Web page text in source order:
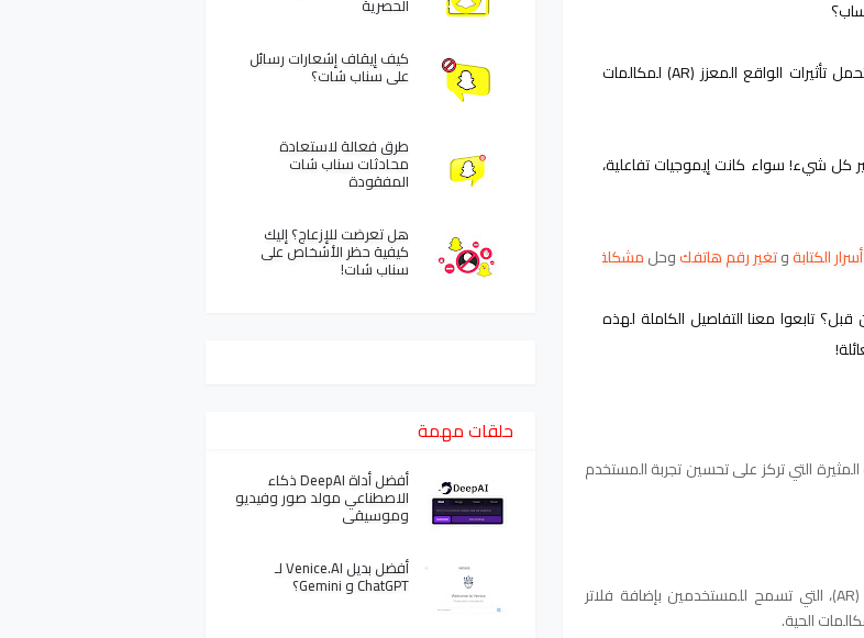
كل شيء!
أسرار الكتابةوتغير رقم هاتفكوحلمشكلة إشعارات وغيرها ...
التي تركز على تحسينتجربة المستخدم
من بين هذه الميزات الجديدة تأتي التأثيرات الواقعية المعززة (AR)، التي تسمح للمستخدمين بإضافة فلاتر
الحية.
الحصرية
كيف إيقاف إشعارات رسائل
على سناب شات؟
طرق فعالة لاستعادة
محادثات سناب شات
المفقودة
هل تعرضت للإزعاج؟ إليك
كيفية حظر الأشخاص على
سناب شات!
حلقات مهمة
أفضل أداة DeepAI ذكاء
الاصطناعي مولد صور وفيديو
وموسيقى
أفضل بديل Venice.AI لـ
ChatGPT و Gemini؟